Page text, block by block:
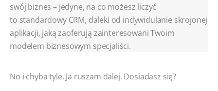
swój biznes – jedyne, na co możesz liczyć
to standardowy CRM, daleki od indywidulanie skrojonej
aplikacji, jaką zaoferują zainteresowani Twoim
modelem biznesowym specjaliści.
No i chyba tyle. Ja ruszam dalej. Dosiadasz się?